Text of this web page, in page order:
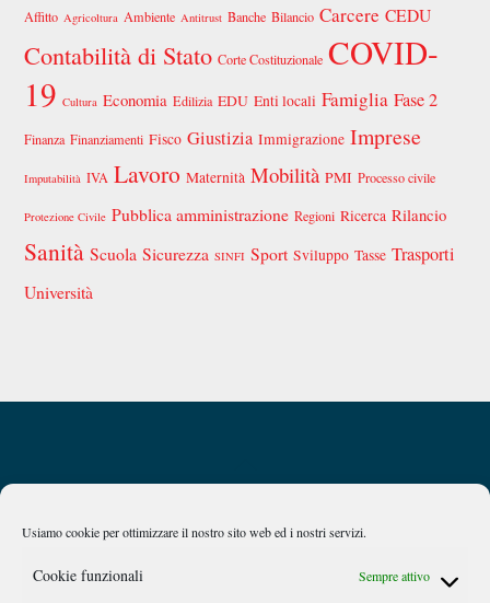
Usiamo cookie per ottimizzare il nostro sito web ed i nostri servizi.
Cookie funzionali Sempre attivo
Affitto Agricoltura Ambiente Antitrust Banche Bilancio Carcere CEDU
Contabilità di Stato Corte Costituzionale COVID-
19 Cultura Economia Edilizia EDU Enti locali Famiglia Fase 2
Finanza Finanziamenti Fisco Giustizia Immigrazione Imprese
Imputabilità IVA Lavoro Maternità Mobilità PMI Processo civile
Protezione Civile Pubblica amministrazione Regioni Ricerca Rilancio
Sanità Scuola Sicurezza SINFI Sport Sviluppo Tasse Trasporti
Università
Top
Privacy Policy Chi siamo
Caan